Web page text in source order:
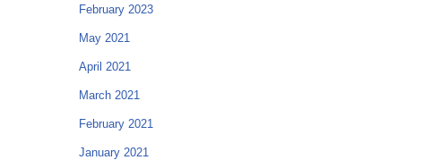
February 2023
May 2021
April 2021
March 2021
February 2021
January 2021